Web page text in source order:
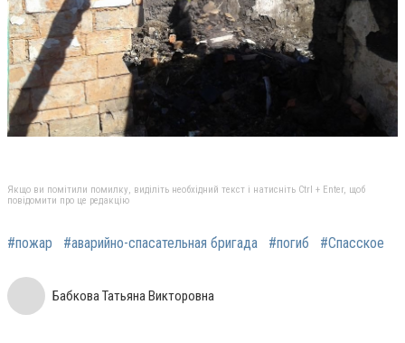
Якщо ви помітили помилку, виділіть необхідний текст і натисніть Ctrl + Enter, щоб
повідомити про це редакцію
#пожар #аварийно-спасательная бригада #погиб #Спасское
Бабкова Татьяна Викторовна